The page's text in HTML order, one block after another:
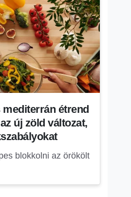
étrend
új zöld változat,
blokkolni az örökölt